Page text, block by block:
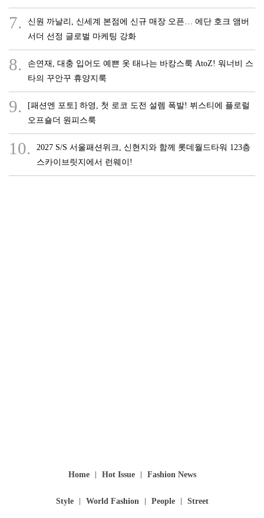
7.
신원 까날리, 신세계 본점에 신규 매장 오픈… 에단 호크 앰버
서더 선정 글로벌 마케팅 강화
8.
손연재, 대충 입어도 예쁜 옷 태나는 바캉스룩 AtoZ! 워너비 스
타의 꾸안꾸 휴양지룩
9.
[패션엔 포토] 하영, 첫 로코 도전 설렘 폭발! 뷔스티에 플로럴
오프숄더 원피스룩
10.
2027 S/S 서울패션위크, 신현지와 함께 롯데월드타워 123층
스카이브릿지에서 런웨이!
Home Hot Issue Fashion News
Style World Fashion People Street